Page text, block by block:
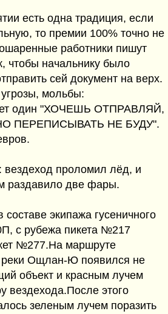
есть одна традиция, если
то премии 100% точно не
работники пишут
чтобы начальнику было
сей документ на верх.
мольбы:
один "ХОЧЕШЬ ОТПРАВЛЯЙ,
ПЕРЕПИСЫВАТЬ НЕ БУДУ".
вездеход проломил лёд, и
раздавило две фары.
составе экипажа гусеничного
с рубежа пикета №217
№277.На маршруте
Ощлан-Ю появился не
объект и красным лучем
вездехода.После этого
зеленым лучем поразить